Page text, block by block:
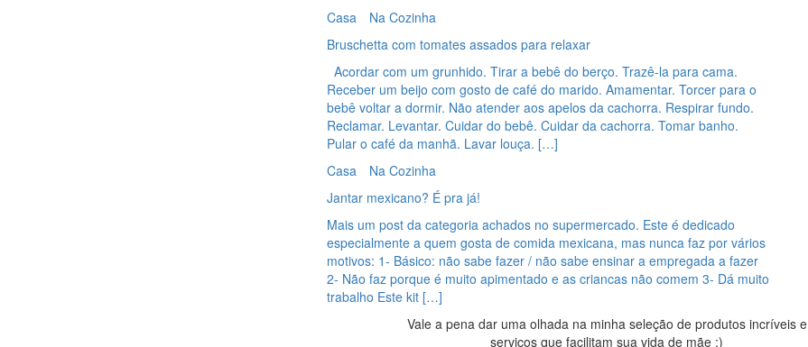
Casa
Na Cozinha
Bruschetta com tomates assados para relaxar
Acordar com um grunhido. Tirar a bebê do berço. Trazê-la para cama.
Receber um beijo com gosto de café do marido. Amamentar. Torcer para o
bebê voltar a dormir. Não atender aos apelos da cachorra. Respirar fundo.
Reclamar. Levantar. Cuidar do bebê. Cuidar da cachorra. Tomar banho.
Pular o café da manhã. Lavar louça. […]
Casa
Na Cozinha
Jantar mexicano? É pra já!
Mais um post da categoria achados no supermercado. Este é dedicado
especialmente a quem gosta de comida mexicana, mas nunca faz por vários
motivos: 1- Básico: não sabe fazer / não sabe ensinar a empregada a fazer
2- Não faz porque é muito apimentado e as criancas não comem 3- Dá muito
trabalho Este kit […]
Vale a pena dar uma olhada na minha seleção de produtos incríveis e
serviços que facilitam sua vida de mãe ;)